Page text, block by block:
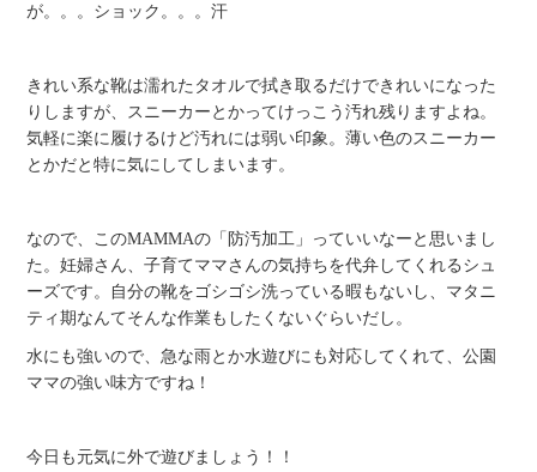
が。。。ショック。。。汗
きれい系な靴は濡れたタオルで拭き取るだけできれいになった
りしますが、スニーカーとかってけっこう汚れ残りますよね。
気軽に楽に履けるけど汚れには弱い印象。薄い色のスニーカー
とかだと特に気にしてしまいます。
なので、このMAMMAの「防汚加工」っていいなーと思いまし
た。妊婦さん、子育てママさんの気持ちを代弁してくれるシュ
ーズです。自分の靴をゴシゴシ洗っている暇もないし、マタニ
ティ期なんてそんな作業もしたくないぐらいだし。
水にも強いので、急な雨とか水遊びにも対応してくれて、公園
ママの強い味方ですね！
今日も元気に外で遊びましょう！！